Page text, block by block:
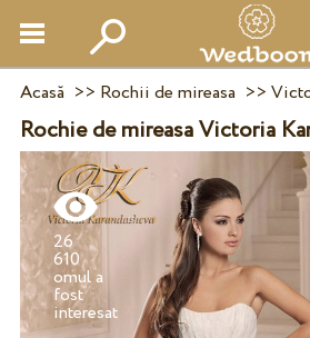
Acasă >> Rochii de mireasa >>
Rochie de mireasa Victoria
26
610
omul a
fost